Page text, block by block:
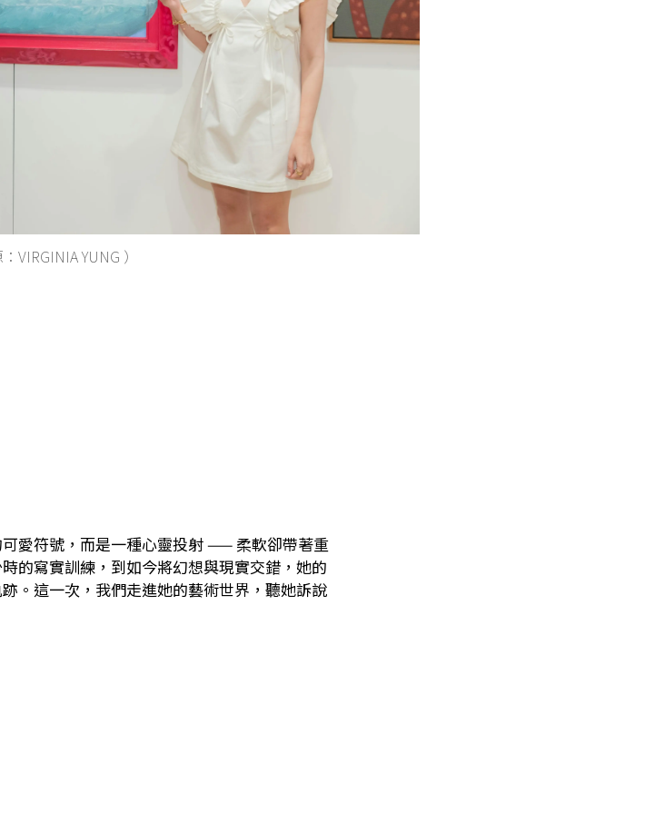
VIRGINIA YUNG ）
愛符號，而是一種心靈投射 —— 柔軟卻帶著重
的寫實訓練，到如今將幻想與現實交錯，她的
。這一次，我們走進她的藝術世界，聽她訴說